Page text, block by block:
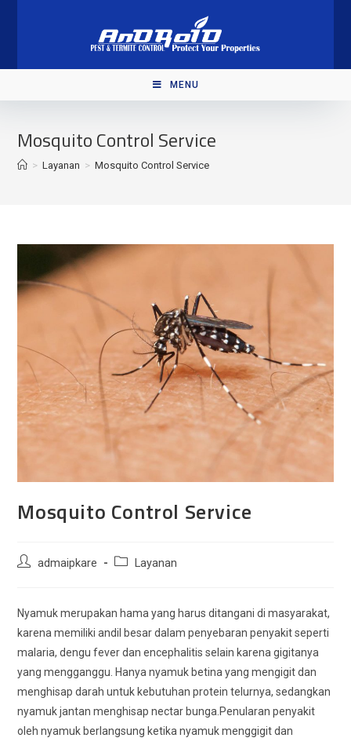
MENU
Mosquito Control Service
> Layanan > Mosquito Control Service
Mosquito Control Service
Postadmaipkare
PostLayanan
Nyamuk merupakan hama yang harus ditangani di masyarakat,
karena memiliki andil besar dalam penyebaran penyakit seperti
malaria, dengu fever dan encephalitis selain karena gigitanya
yang mengganggu. Hanya nyamuk betina yang mengigit dan
menghisap darah untuk kebutuhan protein telurnya, sedangkan
nyamuk jantan menghisap nectar bunga.Penularan penyakit
oleh nyamuk berlangsung ketika nyamuk menggigit dan